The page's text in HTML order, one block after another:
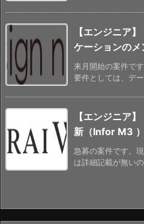
【エンジニア
ケーションのメ
来月開始の案件で
要件としては、デ
【エンジニア
新（Infor M3 ）
急募の案件です。
は詳細記載が無い